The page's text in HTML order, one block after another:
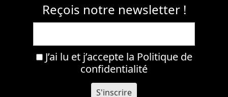
Reçois notre newsletter !
J’ai lu et j’accepte la Politique de
confidentialité